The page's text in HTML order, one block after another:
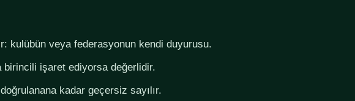
kulübün veya federasyonun kendi duyurusu.
birincili işaret ediyorsa değerlidir.
kadar geçersiz sayılır.